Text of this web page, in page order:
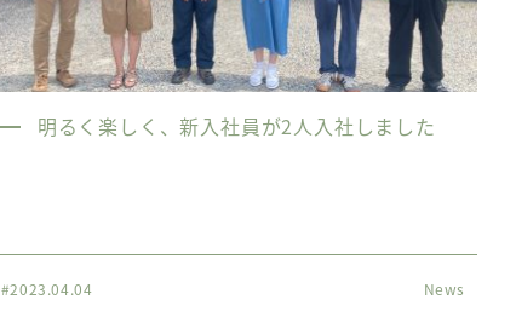
明るく楽しく、新入社員が2人入社しました
#2023.04.04 News